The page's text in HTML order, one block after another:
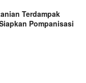
Terdampak
Pompanisasi